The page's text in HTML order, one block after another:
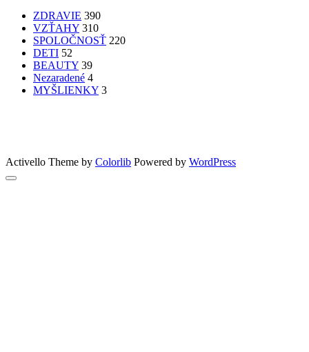
ZDRAVIE 390
VZŤAHY 310
SPOLOČNOSŤ 220
DETI 52
BEAUTY 39
Nezaradené 4
MYŠLIENKY 3
Activello Theme by Colorlib Powered by WordPress